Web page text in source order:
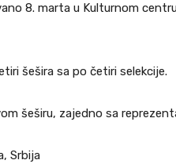
8. marta u Kulturnom
šešira sa po četiri selekcije.
šeširu, zajedno sa
Srbija